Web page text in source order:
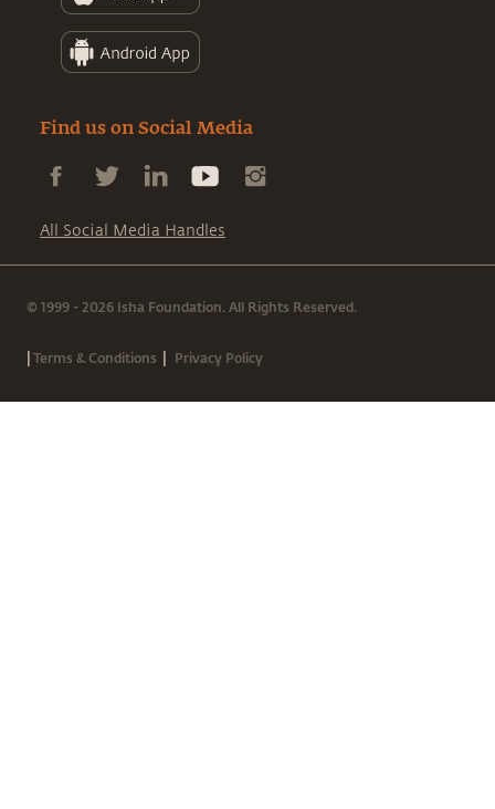
Find us on Social Media
All Social Media Handles
© 1999 - 2026 Isha Foundation. All Rights Reserved.
|Terms & Conditions | Privacy Policy